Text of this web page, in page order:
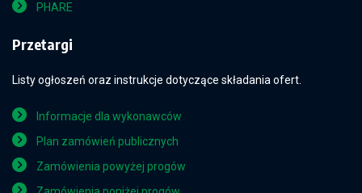
PHARE
Przetargi
Listy ogłoszeń oraz instrukcje dotyczące składania ofert.
Informacje dla wykonawców
Plan zamówień publicznych
Zamówienia powyżej progów